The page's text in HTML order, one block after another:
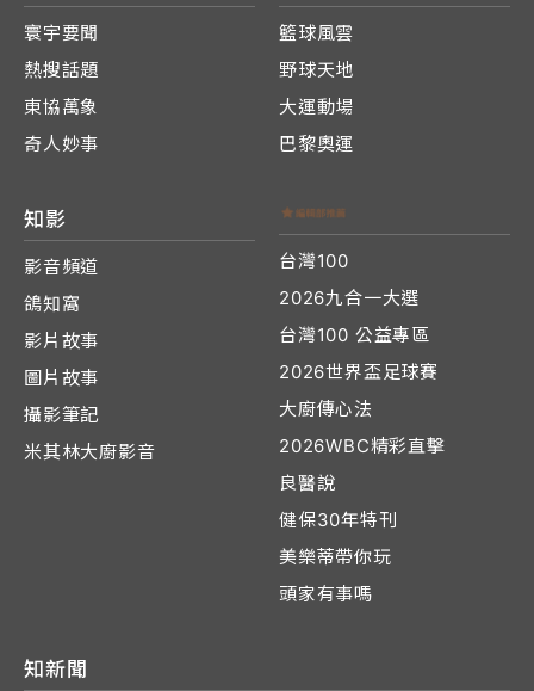
寰宇要聞
熱搜話題
東協萬象
奇人妙事
籃球風雲
野球天地
大運動場
巴黎奧運
知影
影音頻道
鴿知窩
影片故事
圖片故事
攝影筆記
米其林大廚影音
台灣100
2026九合一大選
台灣100 公益專區
2026世界盃足球賽
大廚傳心法
2026WBC精彩直擊
良醫說
健保30年特刊
美樂蒂帶你玩
頭家有事嗎
知新聞